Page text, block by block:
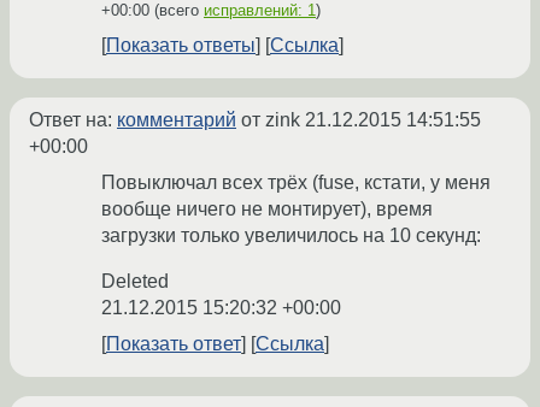
+00:00 (всего исправлений: 1)
Показать ответы Ссылка
Ответ на: комментарий от zink 21.12.2015 14:51:55
+00:00
Повыключал всех трёх (fuse, кстати, у меня
вообще ничего не монтирует), время
загрузки только увеличилось на 10 секунд:
Deleted
21.12.2015 15:20:32 +00:00
Показать ответ
Ссылка